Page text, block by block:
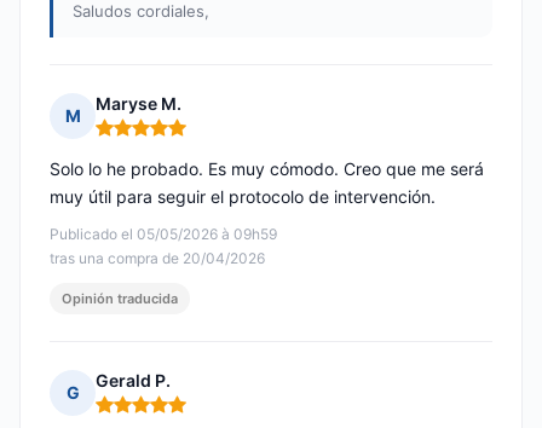
Saludos cordiales,
M
Maryse M.
Nota: 5 de 5
Publicado el 05/05/2026 à 09h59
tras una compra de 20/04/2026
Solo lo he probado. Es muy cómodo. Creo que me será
muy útil para seguir el protocolo de intervención.
Opinión traducida
G
Gerald P.
Nota: 5 de 5